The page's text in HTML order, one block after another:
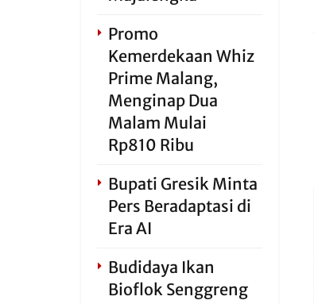
Promo
Kemerdekaan Whiz
Prime Malang,
Menginap Dua
Malam Mulai
Rp810 Ribu
Bupati Gresik Minta
Pers Beradaptasi di
Era AI
Budidaya Ikan
Bioflok Senggreng